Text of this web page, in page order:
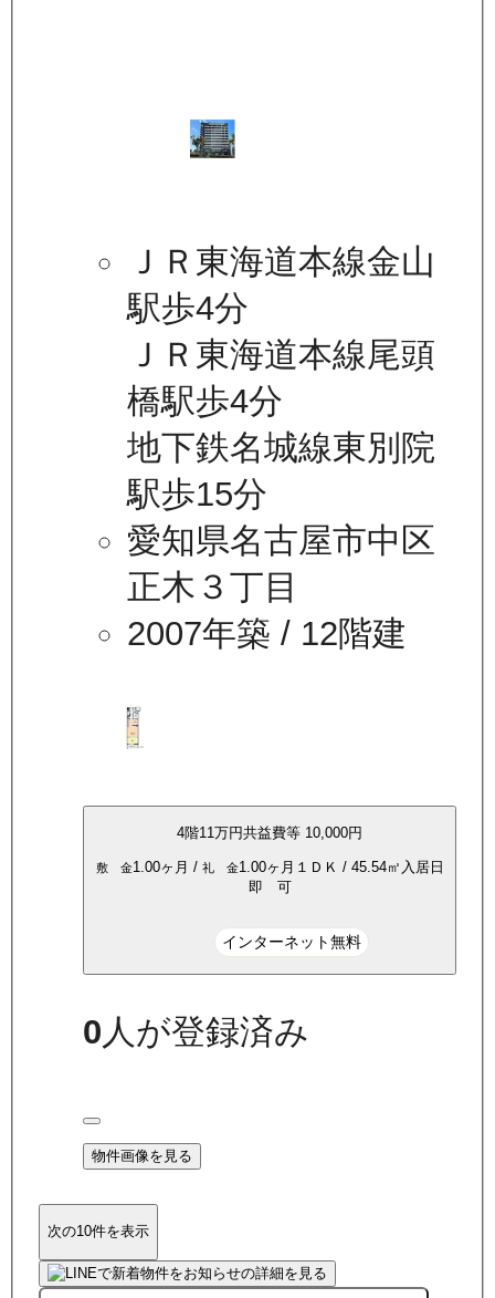
ＪＲ東海道本線金山
駅歩4分
ＪＲ東海道本線尾頭
橋駅歩4分
地下鉄名城線東別院
駅歩15分
愛知県名古屋市中区
正木３丁目
2007年築 / 12階建
4階11万円共益費等 10,000円
敷 金1.00ヶ月 / 礼 金1.00ヶ月 １ＤＫ / 45.54㎡ 入居日
即 可
インターネット無料
0 人が登録済み
物件画像を見る
次の10件を表示